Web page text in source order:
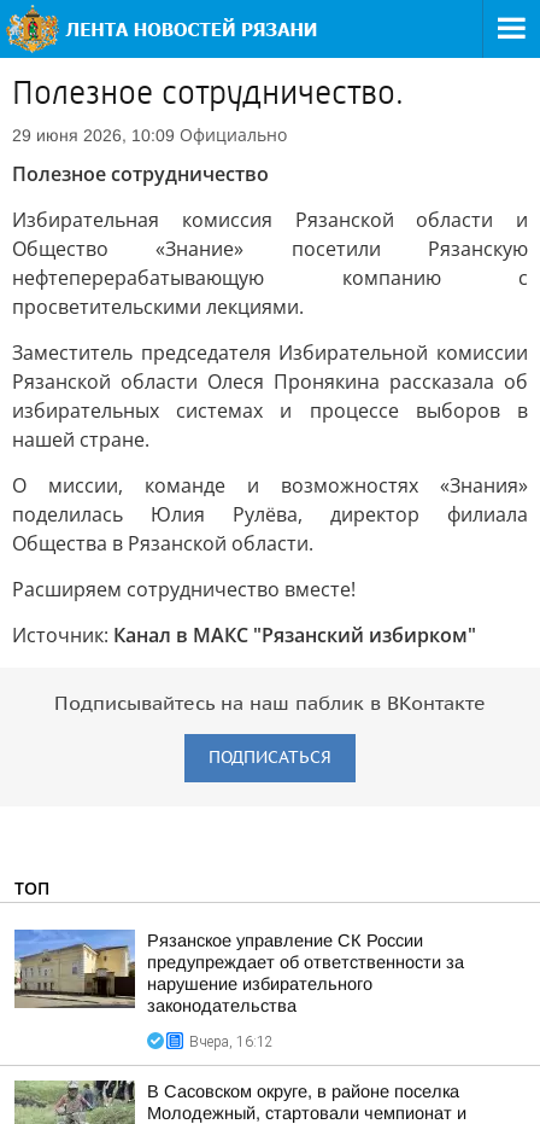
Полезное сотрудничество.
29 июня 2026, 10:09 Официально
Полезное сотрудничество
Избирательная комиссия Рязанской области и
Общество «Знание» посетили Рязанскую
нефтеперерабатывающую компанию с
просветительскими лекциями.
Заместитель председателя Избирательной комиссии
Рязанской области Олеся Пронякина рассказала об
избирательных системах и процессе выборов в
нашей стране.
О миссии, команде и возможностях «Знания»
поделилась Юлия Рулёва, директор филиала
Общества в Рязанской области.
Расширяем сотрудничество вместе!
Источник: Канал в МАКС "Рязанский избирком"
Подписывайтесь на наш паблик в ВКонтакте
ПОДПИСАТЬСЯ
ТОП
Рязанское управление СК России
предупреждает об ответственности за
нарушение избирательного
законодательства
Вчера, 16:12
В Сасовском округе, в районе поселка
Молодежный, стартовали чемпионат и